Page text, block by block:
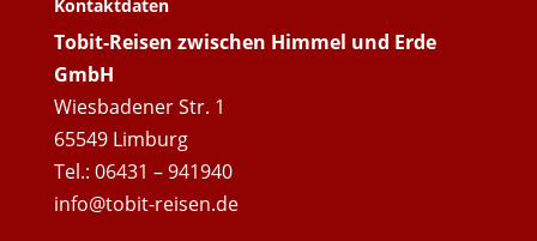
Kontaktdaten
Tobit-Reisen zwischen Himmel und Erde
GmbH
Wiesbadener Str. 1
65549 Limburg
Tel.: 06431 – 941940
info@tobit-reisen.de